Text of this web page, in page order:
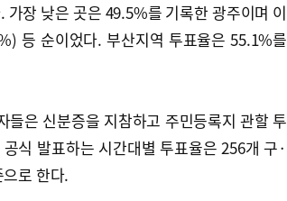
장 낮은 곳은 49.5%를 기록한 광주이며 이
등 순이었다. 부산지역 투표율은 55.1%를
은 신분증을 지참하고 주민등록지 관할 투
식 발표하는 시간대별 투표율은 256개 구·
로 한다.